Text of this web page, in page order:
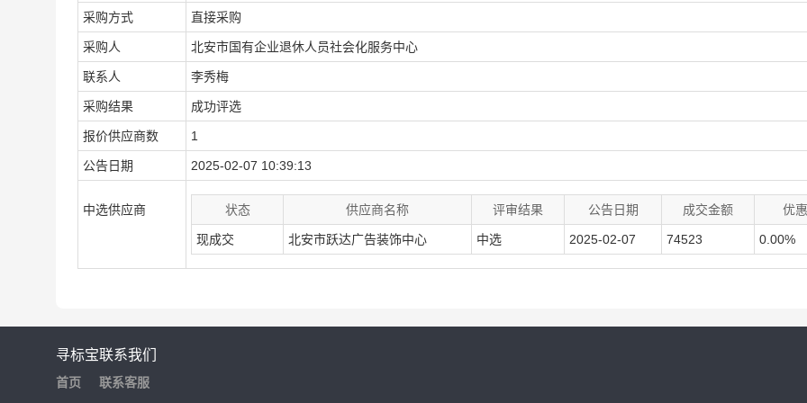
采购方式 直接采购
采购人 北安市国有企业退休人员社会化服务中心
联系人 李秀梅
采购结果 成功评选
报价供应商数 1
公告日期 2025-02-07 10:39:13
中选供应商 状态 供应商名称 评审结果 公告日期 成交金额 优
现成交 北安市跃达广告装饰中心 中选 2025-02-07 74523 0.00%
寻标宝
首页
联系我们
联系客服